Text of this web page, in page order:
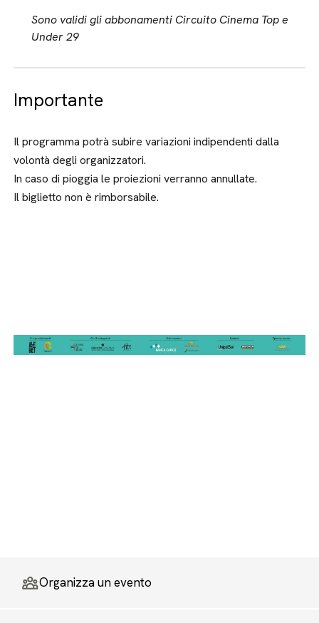
Sono validi gli abbonamenti Circuito Cinema Top e
Under 29
Importante
Il programma potrà subire variazioni indipendenti dalla
volontà degli organizzatori.
In caso di pioggia le proiezioni verranno annullate.
Il biglietto non è rimborsabile.
Organizza un evento